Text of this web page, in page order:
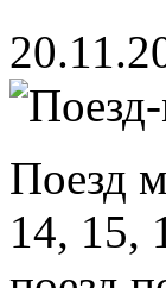
Поезд
14, 15,